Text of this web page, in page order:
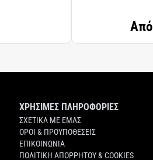
Από
ΧΡΗΣΙΜΕΣ ΠΛΗΡΟΦΟΡΙΕΣ
ΣΧΕΤΙΚΑ ΜΕ ΕΜΑΣ
ΟΡΟΙ & ΠΡΟΥΠΟΘΕΣΕΙΣ
ΕΠΙΚΟΙΝΩΝΙΑ
ΠΟΛΙΤΙΚΗ ΑΠΟΡΡΗΤΟΥ & COOKIES